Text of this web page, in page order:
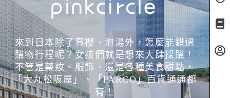
來到日本除了賞櫻、泡湯外，怎麼能錯過
購物行程呢？女孩們就是想來大肆採購！
不管是藥妝、服飾、還是各種美食甜點，
「大丸松阪屋」、「PARCO」百貨通通都
有！